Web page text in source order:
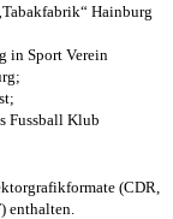
Hainburg
in Sport Verein
Fussball Klub
(CDR,
enthalten.